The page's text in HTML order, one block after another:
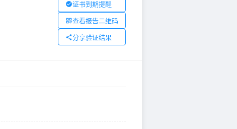
证书到期提醒
查看报告二维码
分享验证结果